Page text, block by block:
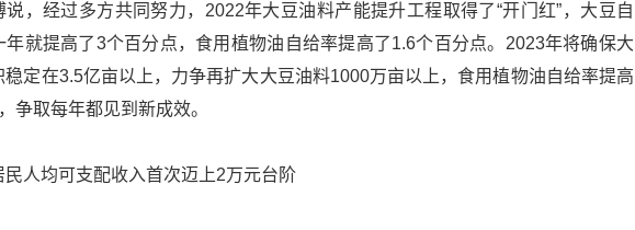
说，经过多方共同努力，2022年大豆油料产能提升工程取得了“开门红”，大豆自
年就提高了3个百分点，食用植物油自给率提高了1.6个百分点。2023年将确保大
稳定在3.5亿亩以上，力争再扩大大豆油料1000万亩以上，食用植物油自给率提高
争取每年都见到新成效。
民人均可支配收入首次迈上2万元台阶